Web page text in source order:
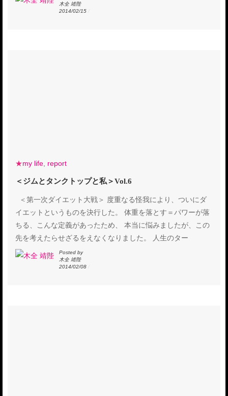
木全 靖陛
2014/02/15
★my life report
＜ジムとタンクトップと私＞Vol.6
＜第一次ダイエット大戦＞ 度重なる怪我により、ついにダ
イエットというものを決行した。 体重を落とす＝パワーが落
ちる、こんな定義があったため、 本当に悩みましたが、この
先を考えたらせざるをえなくなりました。 人生のター
Posted by
木全 靖陛
2014/02/08